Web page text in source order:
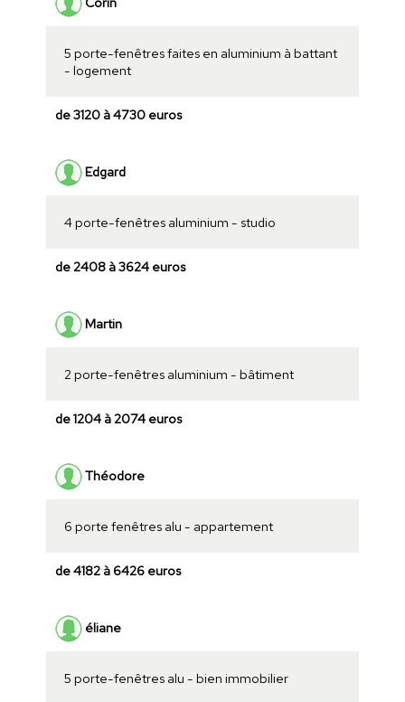
5 porte-fenêtres faites en aluminium à battant
- logement
de 3120 à 4730 euros
Edgard
4 porte-fenêtres aluminium - studio
de 2408 à 3624 euros
Martin
2 porte-fenêtres aluminium - bâtiment
de 1204 à 2074 euros
Théodore
6 porte fenêtres alu - appartement
de 4182 à 6426 euros
éliane
5 porte-fenêtres alu - bien immobilier